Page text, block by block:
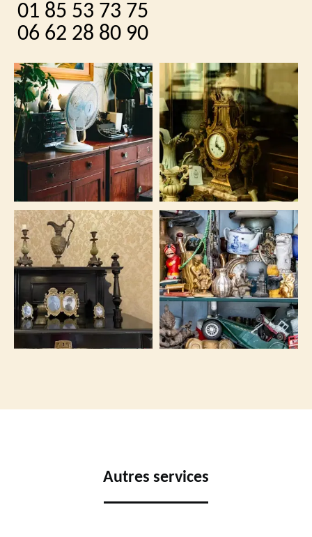
01 85 53 73 75
06 62 28 80 90
Autres services